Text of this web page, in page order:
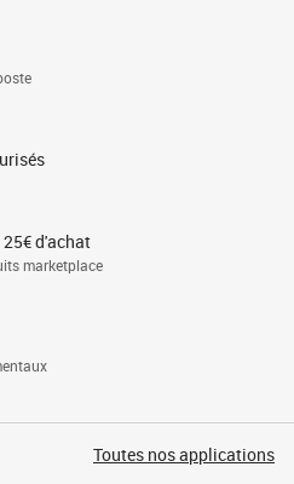
d'achat
marketplace
Toutes nos applications